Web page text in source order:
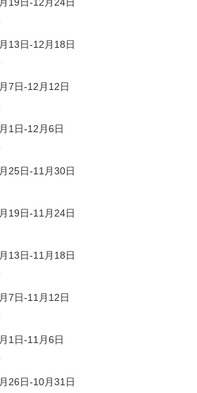
13日-12月18日
7日-12月12日
1日-12月6日
25日-11月30日
19日-11月24日
13日-11月18日
7日-11月12日
1日-11月6日
26日-10月31日